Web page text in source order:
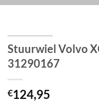
Stuurwiel Volvo
31290167
€124,95